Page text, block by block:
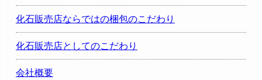
化石販売店ならではの梱包のこだわり
化石販売店としてのこだわり
会社概要